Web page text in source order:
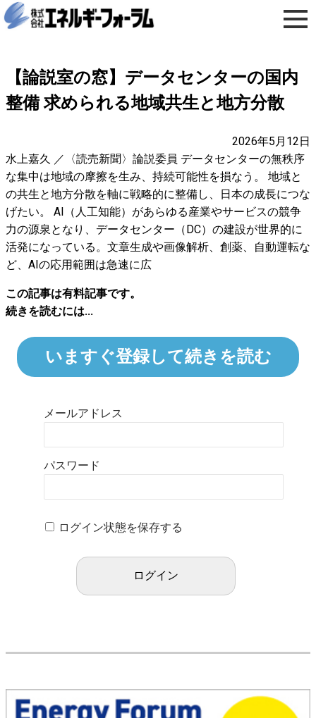
【論説室の窓】データセンターの国内
整備 求められる地域共生と地方分散
2026年5月12日
水上嘉久 ／〈読売新聞〉論説委員 データセンターの無秩序
な集中は地域の摩擦を生み、持続可能性を損なう。 地域と
の共生と地方分散を軸に戦略的に整備し、日本の成長につな
げたい。 AI（人工知能）があらゆる産業やサービスの競争
力の源泉となり、データセンター（DC）の建設が世界的に
活発になっている。文章生成や画像解析、創薬、自動運転な
ど、AIの応用範囲は急速に広
この記事は有料記事です。
続きを読むには...
いますぐ登録して続きを読む
メールアドレス
パスワード
ログイン状態を保存する